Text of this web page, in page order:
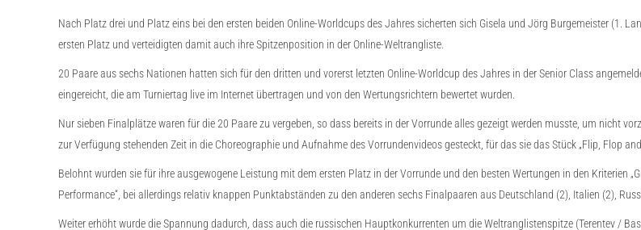
Nach Platz drei und Platz eins bei den ersten beiden Online-Worldcups des Jahres sicherten sich Gisela und Jörg Burgemeister (1.
ersten Platz und verteidigten damit auch ihre Spitzenposition in der Online-Weltrangliste.
20 Paare aus sechs Nationen hatten sich für den dritten und vorerst letzten Online-Worldcup des Jahres in der Senior Class
eingereicht, die am Turniertag live im Internet übertragen und von den Wertungsrichtern bewertet wurden.
Nur sieben Finalplätze waren für die 20 Paare zu vergeben, so dass bereits in der Vorrunde alles gezeigt werden musste, um nicht
zur Verfügung stehenden Zeit in die Choreographie und Aufnahme des Vorrundenvideos gesteckt, für das sie das Stück „Flip, Flop
Belohnt wurden sie für ihre ausgewogene Leistung mit dem ersten Platz in der Vorrunde und den besten Wertungen in den Kriterien
Performance“, bei allerdings relativ knappen Punktabständen zu den anderen sechs Finalpaaren aus Deutschland (2), Italien (2),
Weiter erhöht wurde die Spannung dadurch, dass auch die russischen Hauptkonkurrenten um die Weltranglistenspitze (Terentev /